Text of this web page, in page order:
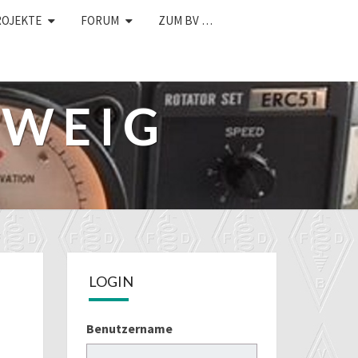
FORUM ZUM BV …
LOGIN
Benutzername